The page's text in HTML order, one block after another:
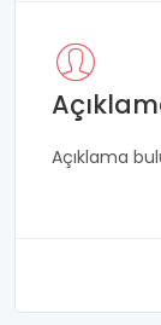
Açıklama